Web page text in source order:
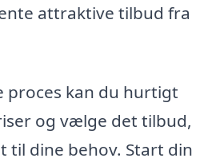
attraktive tilbud fra
proces kan du hurtigt
og vælge det tilbud,
til dine behov. Start din